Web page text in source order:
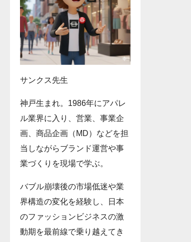
サンクス先生
神戸生まれ。1986年にアパレ
ル業界に入り、営業、事業企
画、商品企画（MD）などを担
当しながらブランド運営や事
業づくりを現場で学ぶ。
バブル崩壊後の市場低迷や業
界構造の変化を経験し、日本
のファッションビジネスの激
動期を最前線で乗り越えてき